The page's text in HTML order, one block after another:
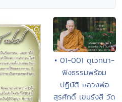
• 01-001 ดูเวทนา-
ฟังธรรมพร้อม
ปฏิบัติ หลวงพ่อ
สุรศักดิ์ เขมรังสี วัด